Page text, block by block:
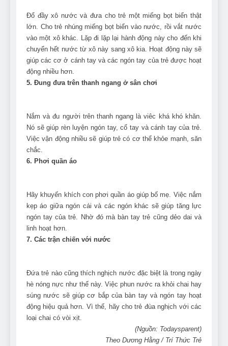
Đổ đầy xô nước và đưa cho trẻ một miếng bọt biển thật
lớn. Cho trẻ nhúng miếng bọt biển vào nước, rồi vắt nước
vào một xô khác. Lặp đi lặp lại hành động này cho đến khi
chuyển hết nước từ xô này sang xô kia. Hoạt động này sẽ
giúp các cơ ở cánh tay và các ngón tay của trẻ được hoạt
động nhiều hơn.
5. Đung đưa trên thanh ngang ở sân chơi
Nắm và đu người trên thanh ngang là viêc khá khó khăn.
Nó sẽ giúp rèn luyện ngón tay, cổ tay và cánh tay của trẻ.
Việc vận động nhiều sẽ giúp trẻ có cơ thể khỏe mạnh, săn
chắc.
6. Phơi quần áo
Hãy khuyến khích con phơi quần áo giúp bố mẹ. Việc nắm
kẹp áo giữa ngón cái và các ngón khác sẽ giúp tăng lực
ngón tay của trẻ. Nhờ đó mà bàn tay trẻ cũng dẻo dai và
linh hoạt hơn.
7. Các trận chiến với nước
Đứa trẻ nào cũng thích nghịch nước đặc biệt là trong ngày
hè nóng nực như thế này. Việc phun nước ra khỏi chai hay
súng nước sẽ giúp cơ bắp của bàn tay và ngón tay hoạt
động hiệu quả hơn. Vì thế, hãy cho trẻ đùa nghịch với các
loại chai có vòi xịt.
(Nguồn: Todaysparent)
Theo Dương Hằng / Trí Thức Trẻ